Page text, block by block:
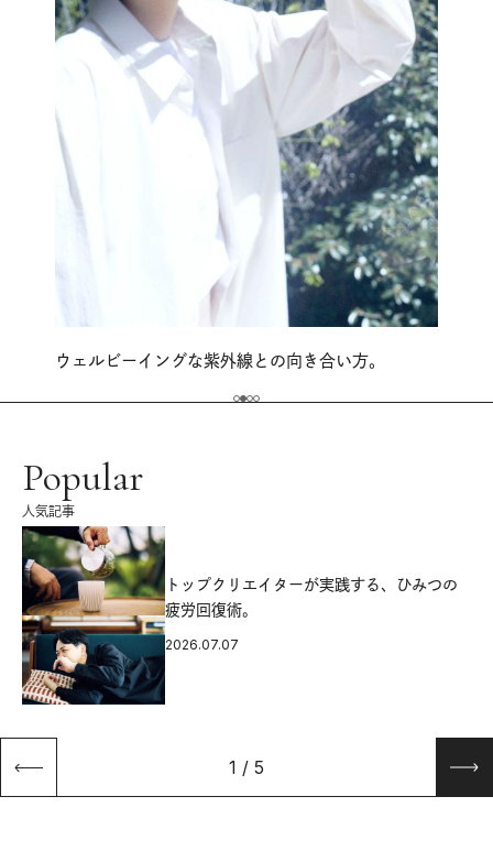
ウェルビーイングな紫外線との向き合い方。
Popular
人気記事
トップクリエイターが実践する、ひみつの
疲労回復術。
2026.07.07
1 / 5